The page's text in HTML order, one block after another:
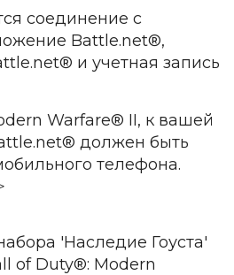
соединение с
Battle.net®,
и учетная запись
Warfare® II, к вашей
должен быть
телефона.
'Наследие Гоуста'
of Duty®: Modern